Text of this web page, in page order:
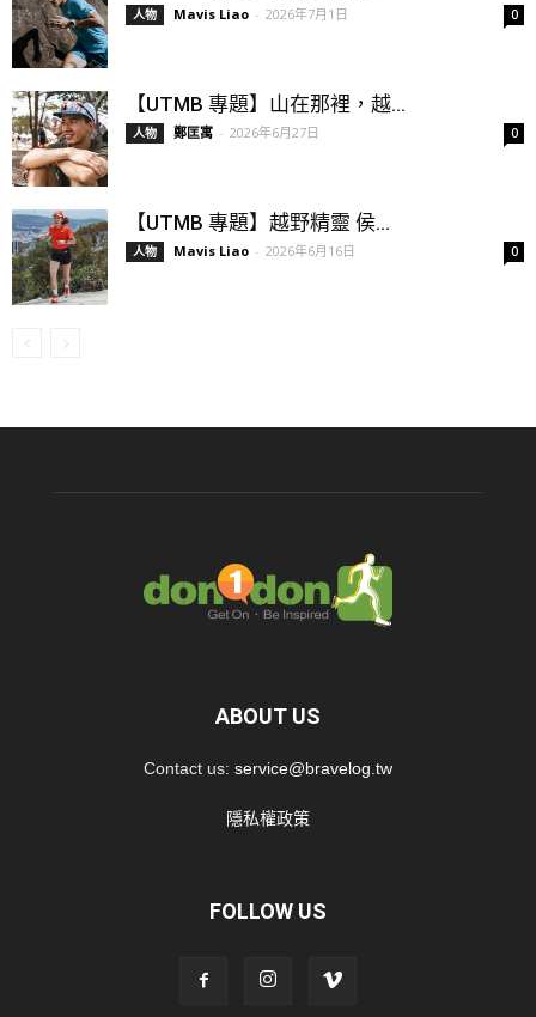
人物 Mavis Liao - 2026年7月1日 0
【UTMB 專題】山在那裡，越...
人物 鄭匡寓 - 2026年6月27日 0
【UTMB 專題】越野精靈 侯...
人物 Mavis Liao - 2026年6月16日 0
ABOUT US
Contact us: service@bravelog.tw
隱私權政策
FOLLOW US